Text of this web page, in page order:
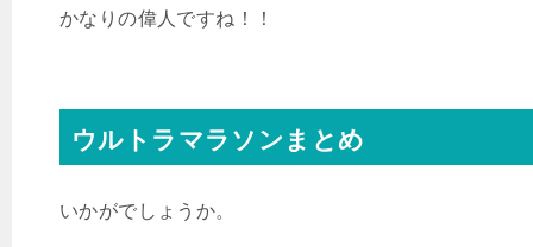
かなりの偉人ですね！！
ウルトラマラソンまとめ
いかがでしょうか。